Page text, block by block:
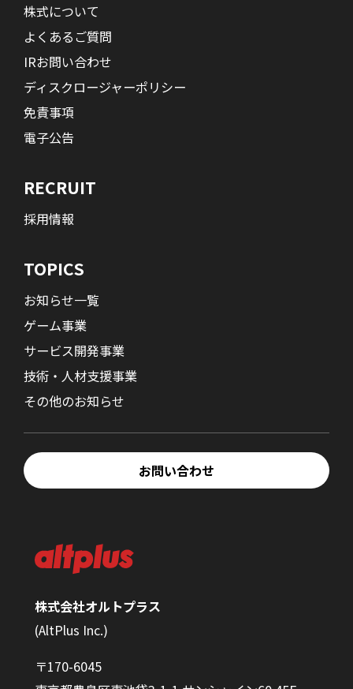
株式会社オルトプラス
(AltPlus Inc.)
〒170-6045
株式について
よくあるご質問
IRお問い合わせ
ディスクロージャーポリシー
免責事項
電子公告
RECRUIT
採用情報
TOPICS
お知らせ一覧
ゲーム事業
サービス開発事業
技術・人材支援事業
その他のお知らせ
お問い合わせ